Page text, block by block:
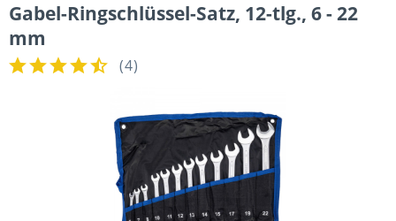
Gabel-Ringschlüssel-Satz, 12-tlg., 6 - 22
mm
(4)